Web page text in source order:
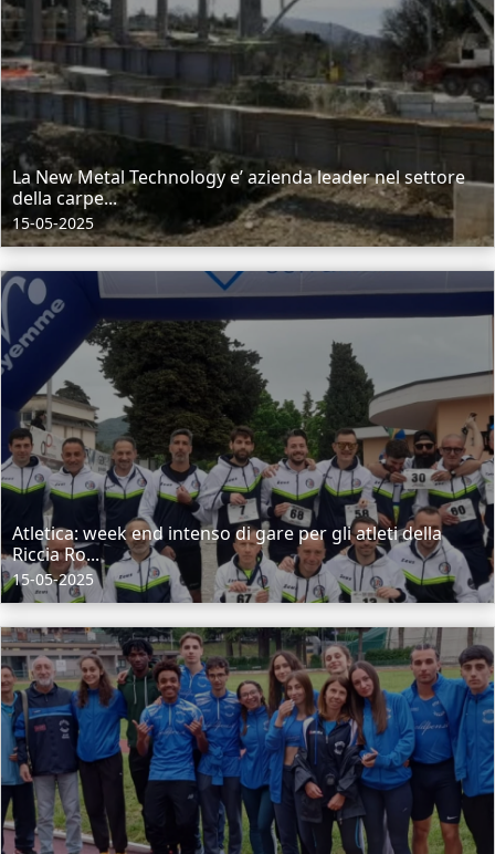
La New Metal Technology e’ azienda leader nel settore
della carpe...
15-05-2025
Atletica: week end intenso di gare per gli atleti della
Riccia Ro...
15-05-2025